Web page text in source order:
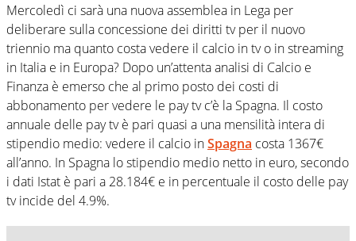
Mercoledì ci sarà una nuova assemblea in Lega per
deliberare sulla concessione dei diritti tv per il nuovo
triennio ma quanto costa vedere il calcio in tv o in streaming
in Italia e in Europa? Dopo un’attenta analisi di Calcio e
Finanza è emerso che al primo posto dei costi di
abbonamento per vedere le pay tv c’è la Spagna. Il costo
annuale delle pay tv è pari quasi a una mensilità intera di
stipendio medio: vedere il calcio inSpagna costa 1367€
all’anno. In Spagna lo stipendio medio netto in euro, secondo
i dati Istat è pari a 28.184€ e in percentuale il costo delle pay
tv incide del 4.9%.